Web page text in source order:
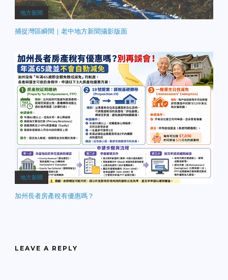
地方新聞
捕捉灣區瞬間｜老中地方新聞攝影版面
地方新聞
加州長者房產稅有優惠嗎？
LEAVE A REPLY